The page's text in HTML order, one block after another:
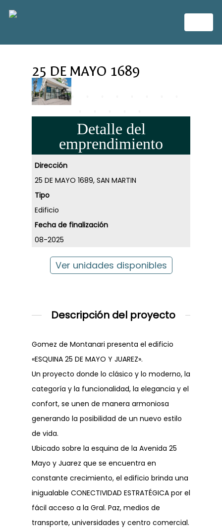
25 DE MAYO 1689
Detalle del
emprendimiento
Dirección
25 DE MAYO 1689, SAN MARTIN
Tipo
Edificio
Fecha de finalización
08-2025
Ver unidades disponibles
Descripción del proyecto
Gomez de Montanari presenta el edificio
«ESQUINA 25 DE MAYO Y JUAREZ».
Un proyecto donde lo clásico y lo moderno, la
categoría y la funcionalidad, la elegancia y el
confort, se unen de manera armoniosa
generando la posibilidad de un nuevo estilo
de vida.
Ubicado sobre la esquina de la Avenida 25
Mayo y Juarez que se encuentra en
constante crecimiento, el edificio brinda una
inigualable CONECTIVIDAD ESTRATÉGICA por el
fácil acceso a la Gral. Paz, medios de
transporte, universidades y centro comercial.